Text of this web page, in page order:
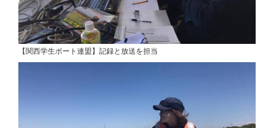
【関西学生ボート連盟】記録と放送を担当